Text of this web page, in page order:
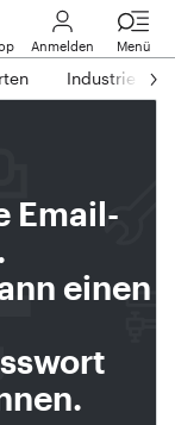
Anmelden Menü
Industrie
Email-
einen